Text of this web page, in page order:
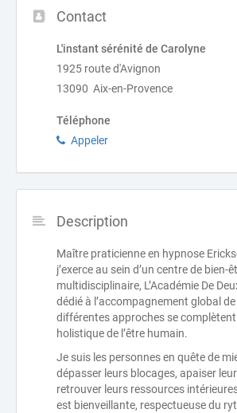
Contact
L'instant sérénité de Carolyne
1925 route d'Avignon
13090 Aix-en-Provence
Téléphone
Appeler
Description
Maître praticienne en hypnose
j’exerce au sein d’un centre de bien-
multidisciplinaire, L’Académie De
dédié à l’accompagnement global
différentes approches se
holistique de l’être humain.
Je suis les personnes en quête de
dépasser leurs blocages, apaiser
retrouver leurs ressources
est bienveillante, respectueuse du